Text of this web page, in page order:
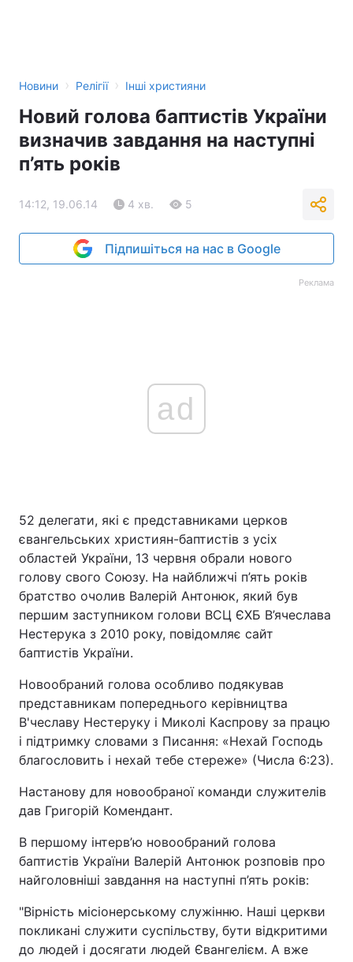
Новини › Релігії › Інші християни
Новий голова баптистів України
визначив завдання на наступні
п’ять років
14:12, 19.06.14 4 хв. 5
Підпишіться на нас в Google
Реклама
ad
52 делегати, які є представниками церков
євангельських християн-баптистів з усіх
областей України, 13 червня обрали нового
голову свого Союзу. На найближчі п’ять років
братство очолив Валерій Антонюк, який був
першим заступником голови ВСЦ ЄХБ В’ячеслава
Нестерука з 2010 року, повідомляє сайт
баптистів України.
Новообраний голова особливо подякував
представникам попереднього керівництва
В'чеславу Нестеруку і Миколі Каспрову за працю
і підтримку словами з Писання: «Нехай Господь
благословить і нехай тебе стереже» (Числа 6:23).
Настанову для новообраної команди служителів
дав Григорій Комендант.
В першому інтерв’ю новообраний голова
баптистів України Валерій Антонюк розповів про
найголовніші завдання на наступні п’ять років:
"Вірність місіонерському служінню. Наші церкви
покликані служити суспільству, бути відкритими
до людей і досягати людей Євангелієм. А вже